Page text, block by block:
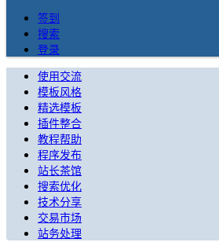
签到
搜索
登录
使用交流
模板风格
精选模板
插件整合
教程帮助
程序发布
站长茶馆
搜索优化
技术分享
交易市场
站务处理